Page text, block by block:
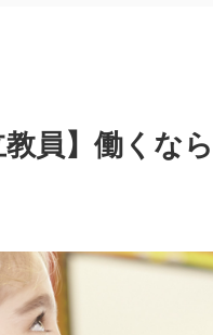
教員】働くな